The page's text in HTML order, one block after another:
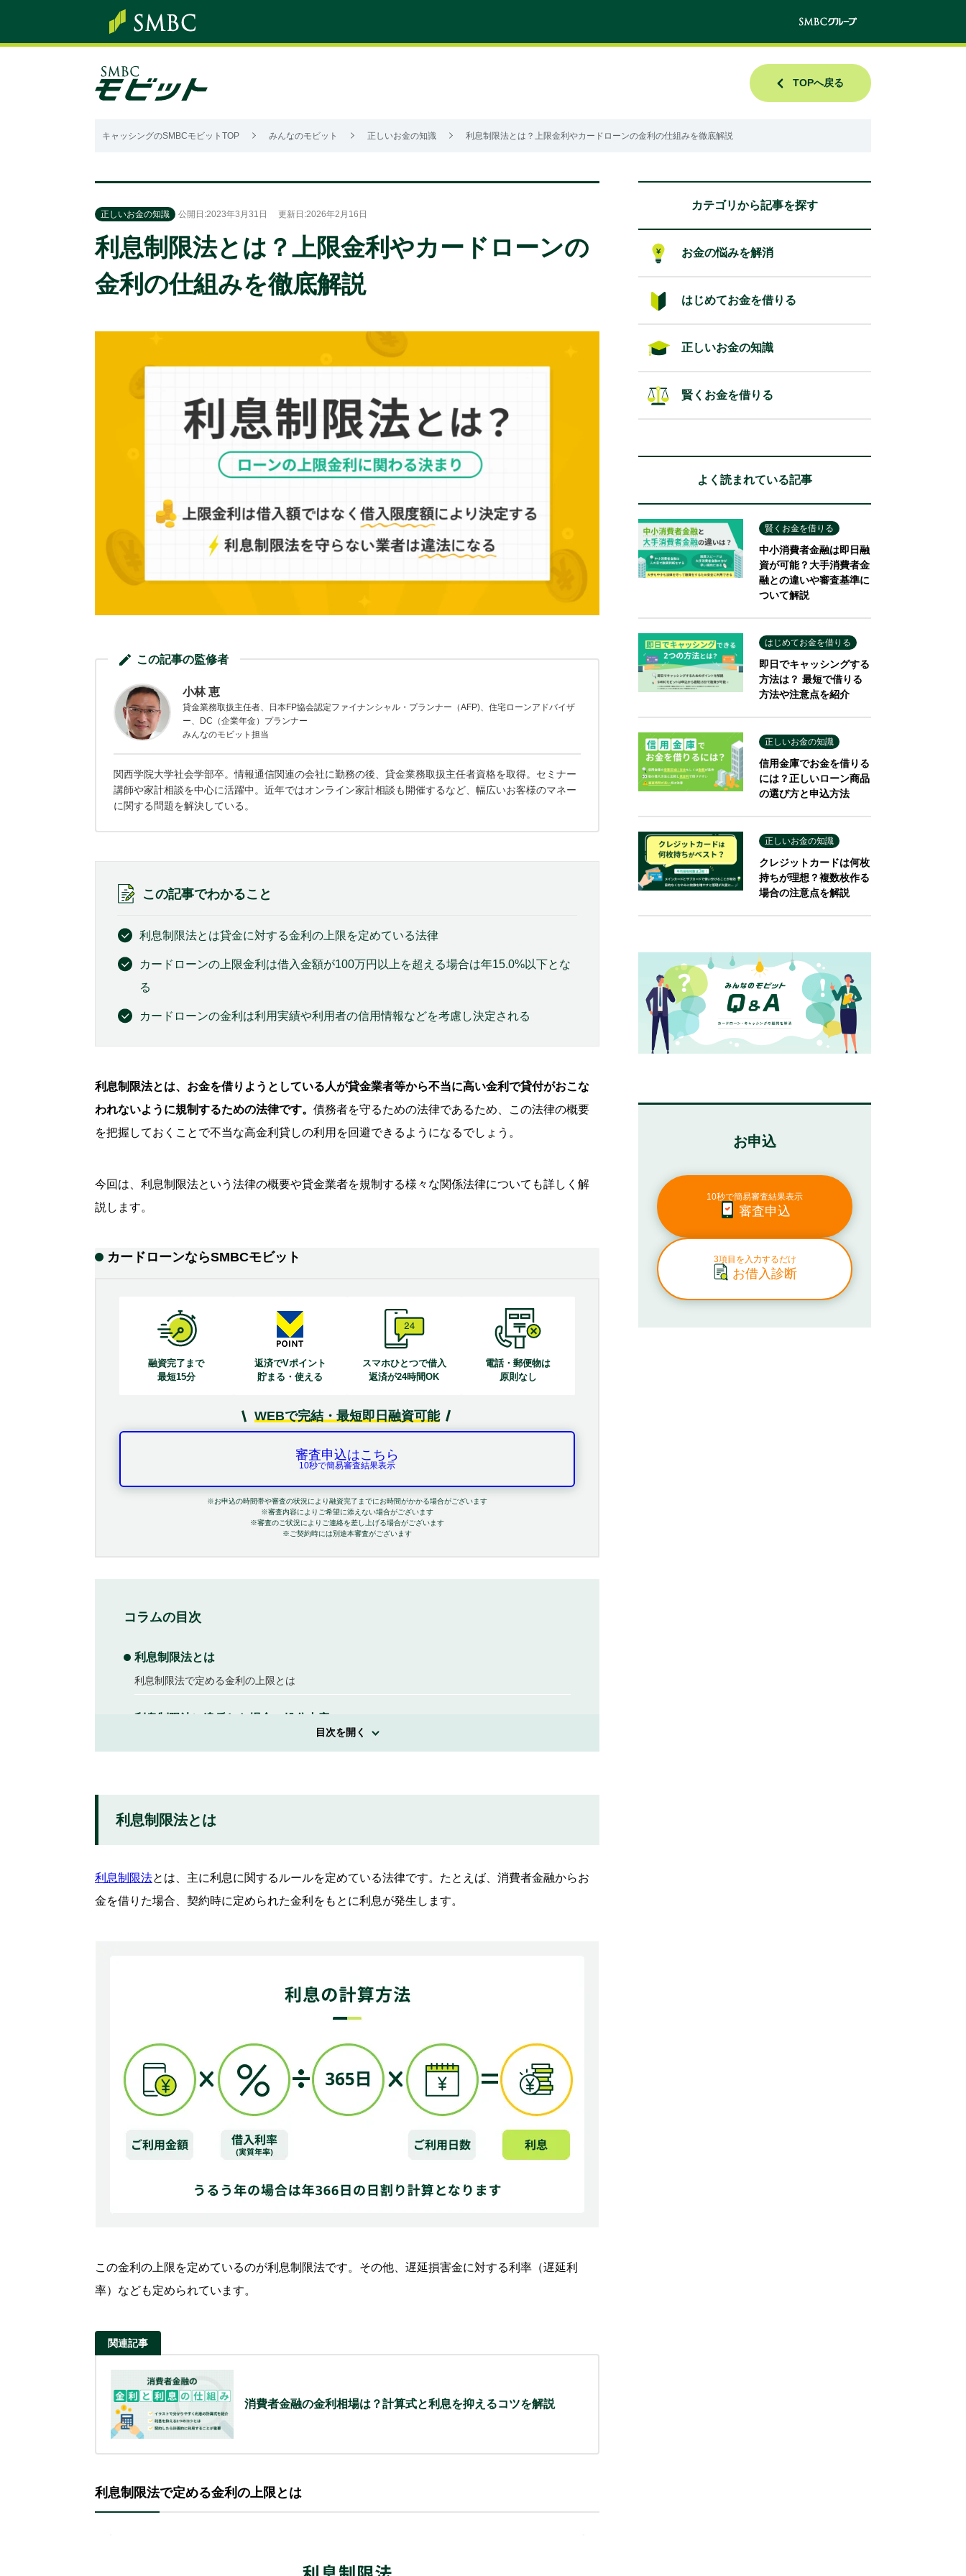
TOPへ戻る
キャッシングのSMBCモビットTOP みんなのモビット 正しいお金の知識 利息制限法とは？上限金利やカードローンの金利の仕組みを徹底解説
正しいお金の知識 公開日:2023年3月31日 更新日:2026年2月16日
利息制限法とは？上限金利やカードローンの
金利の仕組みを徹底解説
この記事の監修者
小林 恵
貸金業務取扱主任者、日本FP協会認定ファイナンシャル・プランナー（AFP)、住宅ローンアドバイザ
ー、DC（企業年金）プランナー
みんなのモビット担当
関西学院大学社会学部卒。情報通信関連の会社に勤務の後、貸金業務取扱主任者資格を取得。セミナー
講師や家計相談を中心に活躍中。近年ではオンライン家計相談も開催するなど、幅広いお客様のマネー
に関する問題を解決している。
この記事でわかること
利息制限法とは貸金に対する金利の上限を定めている法律
カードローンの上限金利は借入金額が100万円以上を超える場合は年15.0%以下とな
る
カードローンの金利は利用実績や利用者の信用情報などを考慮し決定される
利息制限法とは、お金を借りようとしている人が貸金業者等から不当に高い金利で貸付がおこな
われないように規制するための法律です。 債務者を守るための法律であるため、この法律の概要
を把握しておくことで不当な高金利貸しの利用を回避できるようになるでしょう。
今回は、利息制限法という法律の概要や貸金業者を規制する様々な関係法律についても詳しく解
説します。
カードローンならSMBCモビット
融資完了まで
最短15分
返済でVポイント
貯まる・使える
スマホひとつで借入
返済が24時間OK
電話・郵便物は
原則なし
WEBで完結・最短即日融資可能
審査申込はこちら
10秒で簡易審査結果表示
※お申込の時間帯や審査の状況により融資完了までにお時間がかかる場合がございます
※審査内容によりご希望に添えない場合がございます
※審査のご状況によりご連絡を差し上げる場合がございます
※ご契約時には別途本審査がございます
コラムの目次
利息制限法とは
利息制限法で定める金利の上限とは
利息制限法に違反した場合の処分内容
主に出資に関する内容を規制する「出資法」
カードローンの利用はSMBCモビットをご検討ください
目次を開く
利息制限法とは
利息制限法とは、主に利息に関するルールを定めている法律です。たとえば、消費者金融からお
金を借りた場合、契約時に定められた金利をもとに利息が発生します。
この金利の上限を定めているのが利息制限法です。その他、遅延損害金に対する利率（遅延利
率）なども定められています。
関連記事
消費者金融の金利相場は？計算式と利息を抑えるコツを解説
利息制限法で定める金利の上限とは
カテゴリから記事を探す
お金の悩みを解消
はじめてお金を借りる
正しいお金の知識
賢くお金を借りる
よく読まれている記事
賢くお金を借りる
中小消費者金融は即日融
資が可能？大手消費者金
融との違いや審査基準に
ついて解説
はじめてお金を借りる
即日でキャッシングする
方法は？ 最短で借りる
方法や注意点を紹介
正しいお金の知識
信用金庫でお金を借りる
には？正しいローン商品
の選び方と申込方法
正しいお金の知識
クレジットカードは何枚
持ちが理想？複数枚作る
場合の注意点を解説
お申込
審査申込
10秒で簡易審査結果表示
お借入診断
3項目を入力するだけ